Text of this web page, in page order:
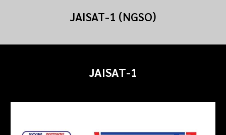
JAISAT-1 (NGSO)
JAISAT-1